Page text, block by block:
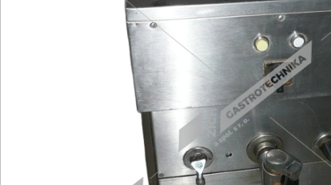
Multifunkce - speciály